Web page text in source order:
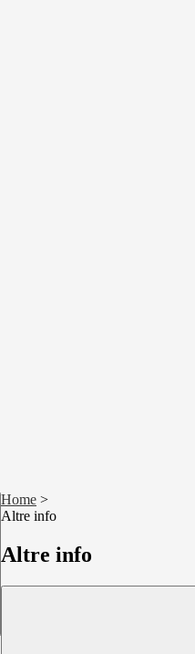
Home >
Altre info
Altre info